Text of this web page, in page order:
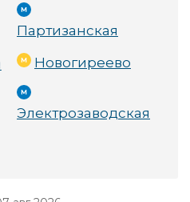
Партизанская
Новогиреево
Электрозаводская